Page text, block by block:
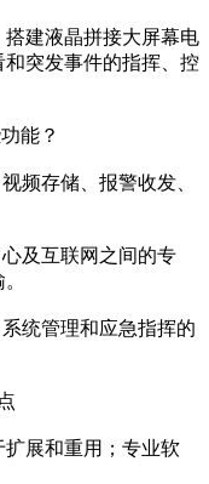
建液晶拼接大屏幕电
突发事件的指挥、控
能？
频存储、报警收发、
及互联网之间的专
统管理和应急指挥的
展和重用；专业软